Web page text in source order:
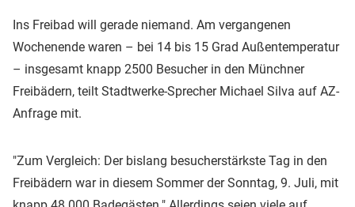
Ins Freibad will gerade niemand. Am vergangenen
Wochenende waren – bei 14 bis 15 Grad Außentemperatur
– insgesamt knapp 2500 Besucher in den Münchner
Freibädern, teilt Stadtwerke-Sprecher Michael Silva auf AZ-
Anfrage mit.
"Zum Vergleich: Der bislang besucherstärkste Tag in den
Freibädern war in diesem Sommer der Sonntag, 9. Juli, mit